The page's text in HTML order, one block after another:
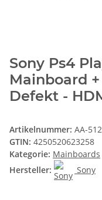
Sony Ps4
Mainboard
Defekt -
Artikelnummer: AA-
GTIN: 4250520623258
Kategorie: Mainboards
Hersteller:
Sony